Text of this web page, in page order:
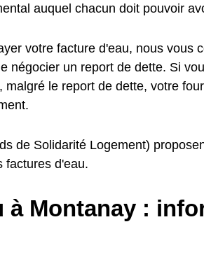
auquel chacun doit pouvoir
votre facture d'eau, nous vous
négocier un report de dette. Si
malgré le report de dette, votre
de Solidarité Logement)
factures d'eau.
à Montanay :